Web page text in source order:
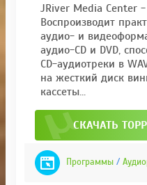
JRiver Media Center
Воспроизводит
аудио- и
аудио-CD и DVD,
CD-аудиотреки в
на жесткий диск
кассеты...
СКАЧАТЬ
Программы /